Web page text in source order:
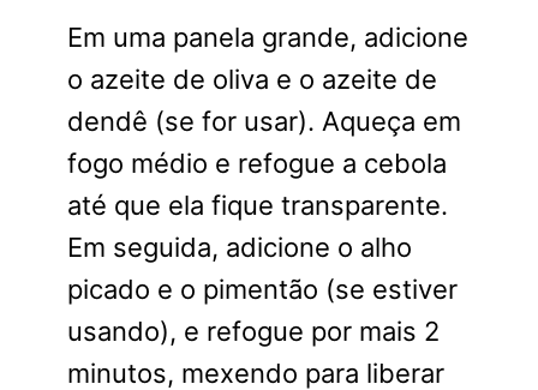
Em uma panela grande, adicione
o azeite de oliva e o azeite de
dendê (se for usar). Aqueça em
fogo médio e refogue a cebola
até que ela fique transparente.
Em seguida, adicione o alho
picado e o pimentão (se estiver
usando), e refogue por mais 2
minutos, mexendo para liberar